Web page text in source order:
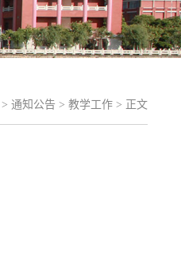
> 通知公告 > 教学工作 > 正文